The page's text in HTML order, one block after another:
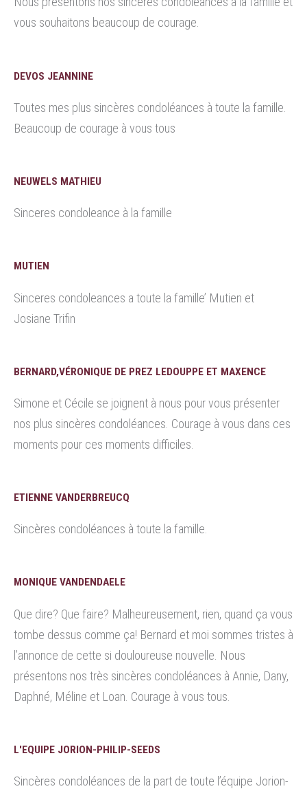
vous souhaitons beaucoup de courage.
DEVOS JEANNINE
Toutes mes plus sincères condoléances à toute la famille.
Beaucoup de courage à vous tous
NEUWELS MATHIEU
Sinceres condoleance à la famille
MUTIEN
Sinceres condoleances a toute la famille’ Mutien et
Josiane Trifin
BERNARD,VÉRONIQUE DE PREZ LEDOUPPE ET MAXENCE
Simone et Cécile se joignent à nous pour vous présenter
nos plus sincères condoléances. Courage à vous dans ces
moments pour ces moments difficiles.
ETIENNE VANDERBREUCQ
Sincères condoléances à toute la famille.
MONIQUE VANDENDAELE
Que dire? Que faire? Malheureusement, rien, quand ça vous
tombe dessus comme ça! Bernard et moi sommes tristes à
l’annonce de cette si douloureuse nouvelle. Nous
présentons nos très sincères condoléances à Annie, Dany,
Daphné, Méline et Loan. Courage à vous tous.
L'EQUIPE JORION-PHILIP-SEEDS
Sincères condoléances de la part de toute l’équipe Jorion-